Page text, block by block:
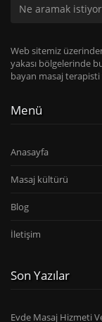
Web sitemiz
yakası bölgelerinde
bayan masaj
Menü
Anasayfa
Masaj kültürü
Blog
İletişim
Son Yazılar
Evde Masaj Hizmeti